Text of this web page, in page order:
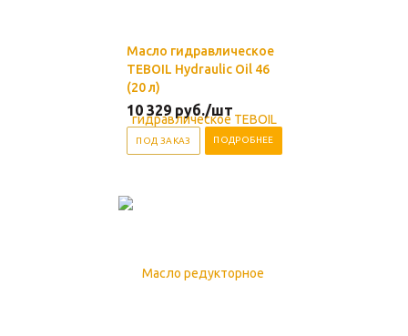
Масло гидравлическое
TEBOIL Hydraulic Oil 46
(20 л)
10 329 руб./шт
ПОД ЗАКАЗ ПОДРОБНЕЕ